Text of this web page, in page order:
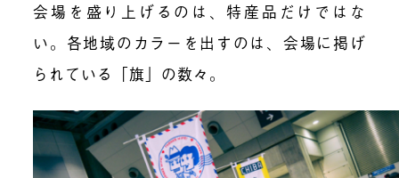
会場を盛り上げるのは、特産品だけではな
い。各地域のカラーを出すのは、会場に掲げ
られている「旗」の数々。